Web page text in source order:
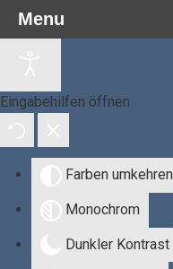
Eingabehilfen öffnen
Farben umkehren
Monochrom
Dunkler Kontrast
Menu